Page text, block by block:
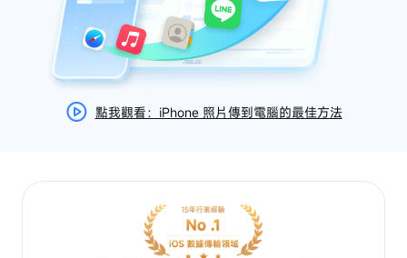
點我觀看：iPhone 照片傳到電腦的最佳方法